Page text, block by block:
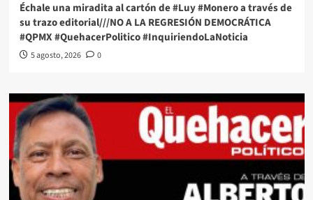
Échale una miradita al cartón de #Luy #Monero a través de
su trazo editorial///NO A LA REGRESIÓN DEMOCRÁTICA
#QPMX #QuehacerPolitico #InquiriendoLaNoticia
5 agosto, 2026 0